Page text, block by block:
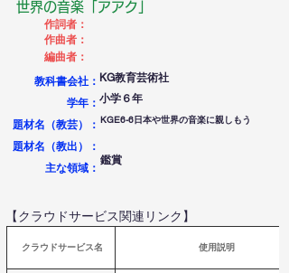
世界の音楽「アアク」
作詞者：
作曲者：
編曲者：
教科書会社：
学年：
題材名（教芸）：
題材名（教出）：
​主な領域：
KG教育芸術社
小学６年
KGE6-6日本や世界の音楽に親しもう
鑑賞
クラウドサービス名 使用説明
【クラウドサービス関連リンク】